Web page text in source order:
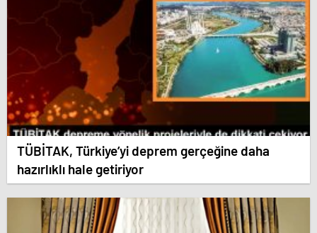
TÜBİTAK, Türkiye’yi deprem gerçeğine daha
hazırlıklı hale getiriyor